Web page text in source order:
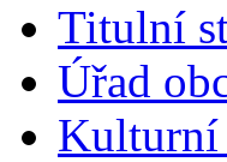
Titulní
Úřad
Kulturní